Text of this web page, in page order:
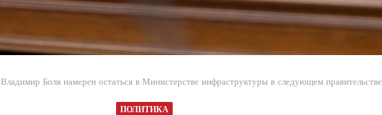
Владимир Боля намерен остаться в Министерстве инфраструктуры в следующем правительстве
ПОЛИТИКА